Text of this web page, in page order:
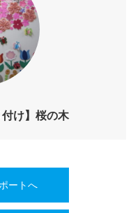
け】桜の木
ートへ